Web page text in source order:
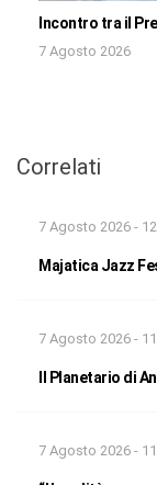
Incontro tra il
7 Agosto 2026
Correlati
7 Agosto 2026 -
Majatica Jazz
7 Agosto 2026 -
Il Planetario di
7 Agosto 2026 -